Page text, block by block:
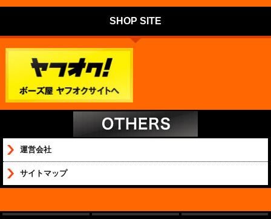
SHOP SITE
運営会社
サイトマップ